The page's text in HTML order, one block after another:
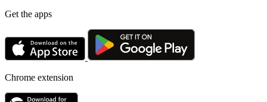
Get the apps
Chrome extension